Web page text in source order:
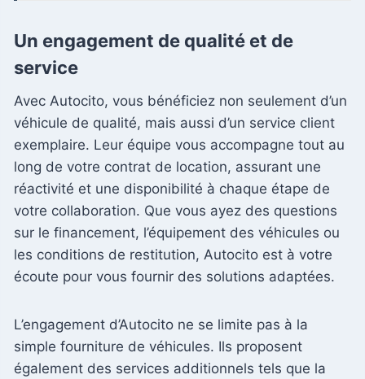
Un engagement de qualité et de
service
Avec Autocito, vous bénéficiez non seulement d’un
véhicule de qualité, mais aussi d’un service client
exemplaire. Leur équipe vous accompagne tout au
long de votre contrat de location, assurant une
réactivité et une disponibilité à chaque étape de
votre collaboration. Que vous ayez des questions
sur le financement, l’équipement des véhicules ou
les conditions de restitution, Autocito est à votre
écoute pour vous fournir des solutions adaptées.
L’engagement d’Autocito ne se limite pas à la
simple fourniture de véhicules. Ils proposent
également des services additionnels tels que la